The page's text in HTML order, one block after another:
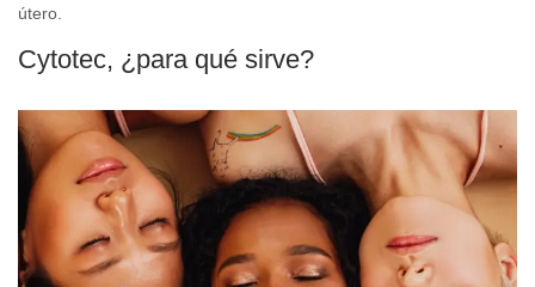
útero.
Cytotec, ¿para qué sirve?